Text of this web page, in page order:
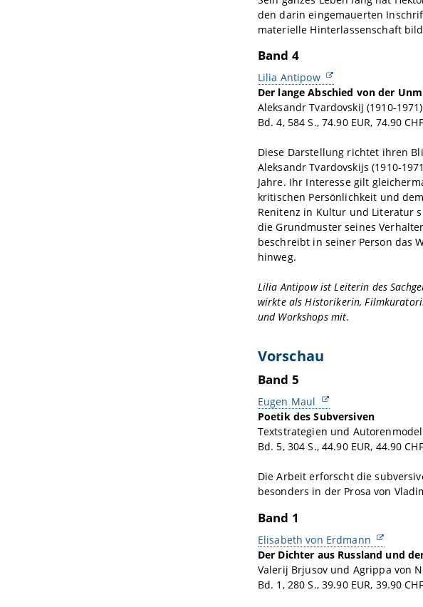
den darin eingemauerten
materielle Hinterlassenschaft
Band 4
Lilia Antipow
Der lange Abschied von der
Aleksandr Tvardovskij (1910-1971)
Bd. 4, 584 S., 74.90 EUR, 74.90
Diese Darstellung richtet ihren
Aleksandr Tvardovskijs (1910-
Jahre. Ihr Interesse gilt
kritischen Persönlichkeit und
Renitenz in Kultur und Literatur
die Grundmuster seines
beschreibt in seiner Person das
hinweg.
Lilia Antipow ist Leiterin des
wirkte als Historikerin,
und Workshops mit.
Vorschau
Band 5
Eugen Maul
Poetik des Subversiven
Textstrategien und
Bd. 5, 304 S., 44.90 EUR, 44.90
Die Arbeit erforscht die
besonders in der Prosa von
Band 1
Elisabeth von Erdmann
Der Dichter aus Russland und
Valerij Brjusov und Agrippa von
Bd. 1, 280 S., 39.90 EUR, 39.90